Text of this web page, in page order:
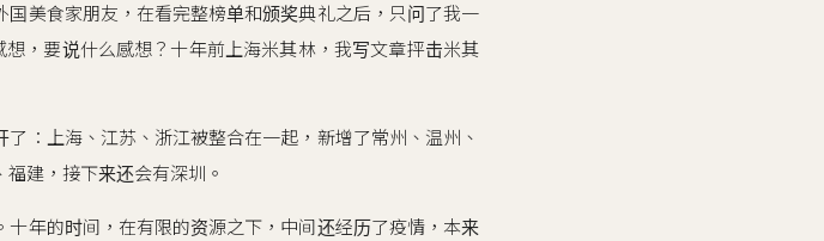
美食家朋友，在看完整榜单和颁奖典礼之后，只问了我一
，要说什么感想？十年前上海米其林，我写文章抨击米其
：上海、江苏、浙江被整合在一起，新增了常州、温州、
建，接下来还会有深圳。
年的时间，在有限的资源之下，中间还经历了疫情，本来